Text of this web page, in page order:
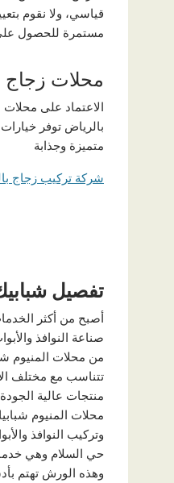
قياسي، ولا نقوم
مستمرة للحصول
محلات زجاج
الاعتماد على
بالرياض توفر
متميزة وجذابة
شركة تركيب زجاج
تفصيل
أصبح من أكثر
صناعة النوافذ
من محلات المنيوم
تتناسب مع مختلف
منتجات عالية
محلات المنيوم
وتركيب النوافذ
حي السلام وهي
وهذه الورش تهتم